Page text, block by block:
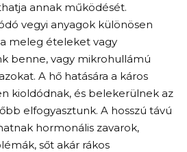
annak működését.
vegyi anyagok különösen
meleg ételeket vagy
benne, vagy mikrohullámú
A hő hatására a káros
kioldódnak, és belekerülnek az
elfogyasztunk. A hosszú távú
hormonális zavarok,
sőt akár rákos